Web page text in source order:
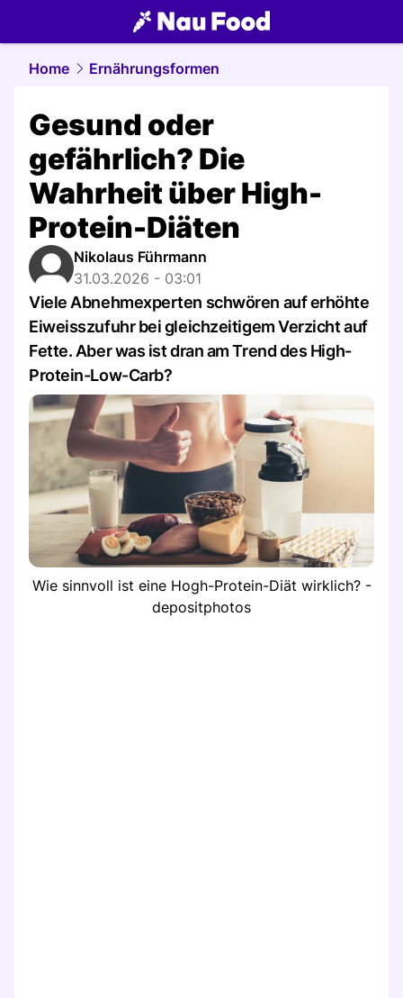
food.NAU.ch
Home Ernährungsformen
Gesund oder
gefährlich? Die
Wahrheit über High-
Protein-Diäten
Nikolaus Führmann
31.03.2026 - 03:01
Viele Abnehmexperten schwören auf erhöhte
Eiweisszufuhr bei gleichzeitigem Verzicht auf
Fette. Aber was ist dran am Trend des High-
Protein-Low-Carb?
Wie sinnvoll ist eine Hogh-Protein-Diät wirklich? -
depositphotos